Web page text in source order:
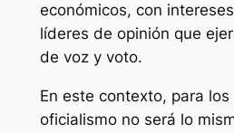
económicos, con
líderes de opinión que
de voz y voto.
En este contexto, para
oficialismo no será lo